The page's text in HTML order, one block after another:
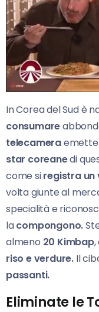
In Corea del Sud è
consumare
telecamera
star coreanedi
come siregistra un
volta giunte al
specialità e
lacompongono.
almeno 20 Kimbap,
riso e verdure. Il
passanti.
Eliminate le